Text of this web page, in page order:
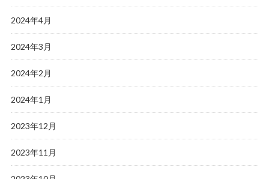
2024年4月
2024年3月
2024年2月
2024年1月
2023年12月
2023年11月